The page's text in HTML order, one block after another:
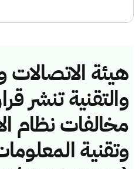
هيئة الاتصالات
والتقنية تنشر
مخالفات نظام
وتقنية